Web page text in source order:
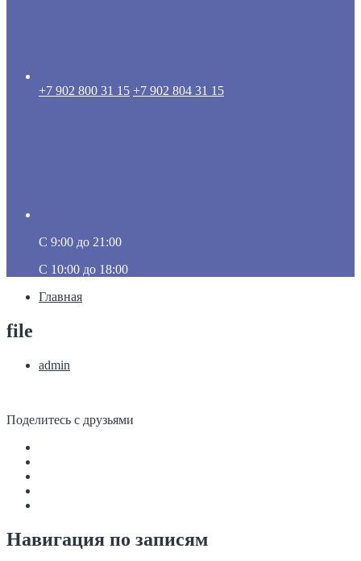
+7 902 800 31 15 +7 902 804 31 15
C 9:00 до 21:00
C 10:00 до 18:00
Главная
file
admin
Поделитесь с друзьями
Навигация по записям